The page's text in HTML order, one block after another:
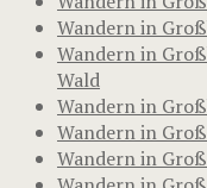
Wandern in
Wandern in
Wald
Wandern in
Wandern in
Wandern in